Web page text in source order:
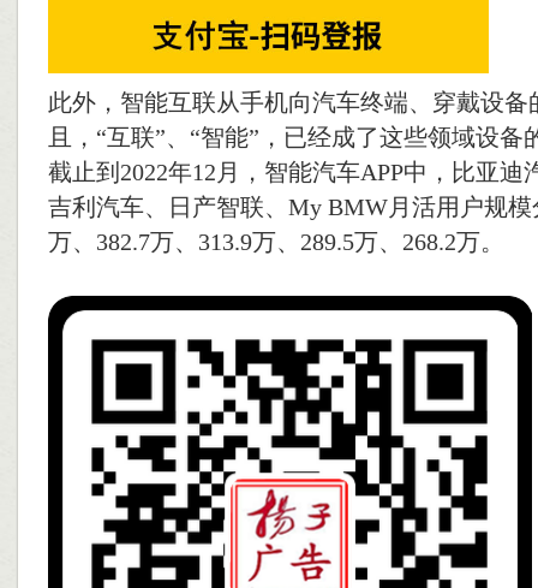
此外，智能互联从手机向汽车终端、穿戴设备
且，“互联”、“智能”，已经成了这些领域设备
截止到2022年12月，智能汽车APP中，比亚迪
吉利汽车、日产智联、My BMW月活用户规模
万、382.7万、313.9万、289.5万、268.2万。